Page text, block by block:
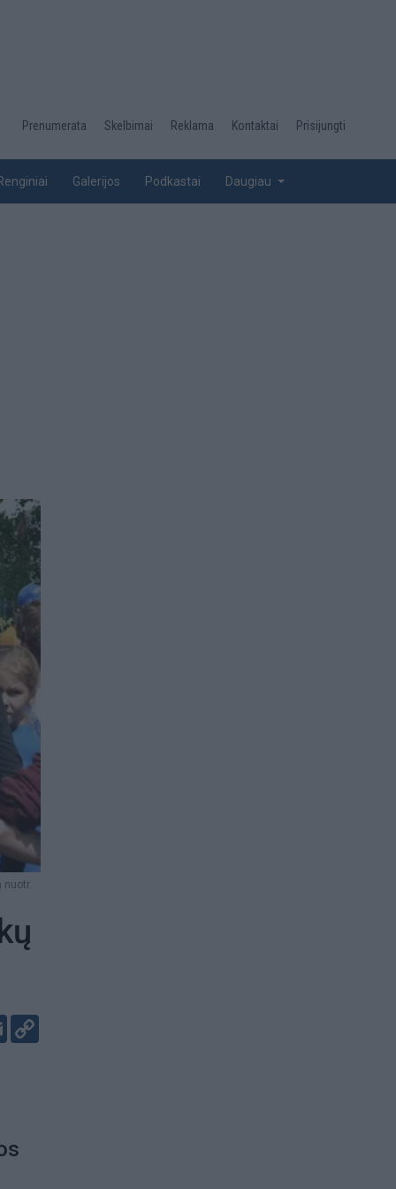
Desktop
top
Prenumerata Skelbimai Reklama Kontaktai Prisijungti
Galerijos Podkastai Daugiau
nuotr.
Email